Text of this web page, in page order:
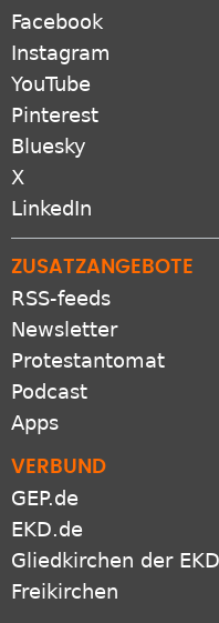
SOZIALE NETZWERKE
Facebook
Instagram
YouTube
Pinterest
Bluesky
X
ZUSATZANGEBOTE
RSS-feeds
Newsletter
Protestantomat
Podcast
VERBUND
GEP.de
EKD.de
Gliedkirchen der EKD